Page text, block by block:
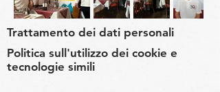
Trattamento dei dati personali
Politica sull'utilizzo dei cookie e
tecnologie simili